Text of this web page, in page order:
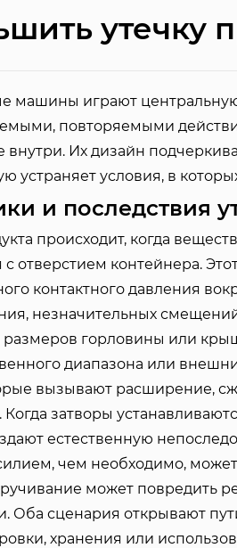
утечку
машины играют
повторяемыми
внутри. Их дизайн
устраняет условия, в
и последствия
происходит, когда
с отверстием контейнера.
контактного давления
незначительных
размеров горловины или
диапазона или
вызывают расширение,
Когда затворы
естественную
чем необходимо,
может повредить
Оба сценария открывают
хранения или